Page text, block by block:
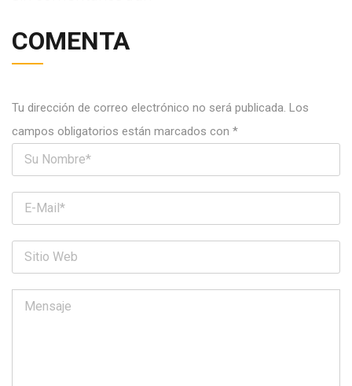
COMENTA
Tu dirección de correo electrónico no será publicada. Los
campos obligatorios están marcados con *